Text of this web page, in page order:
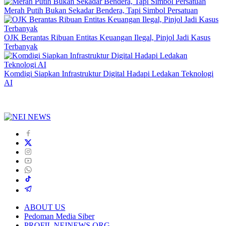
Merah Putih Bukan Sekadar Bendera, Tapi Simbol Persatuan
OJK Berantas Ribuan Entitas Keuangan Ilegal, Pinjol Jadi Kasus
Terbanyak
Komdigi Siapkan Infrastruktur Digital Hadapi Ledakan Teknologi
AI
ABOUT US
Pedoman Media Siber